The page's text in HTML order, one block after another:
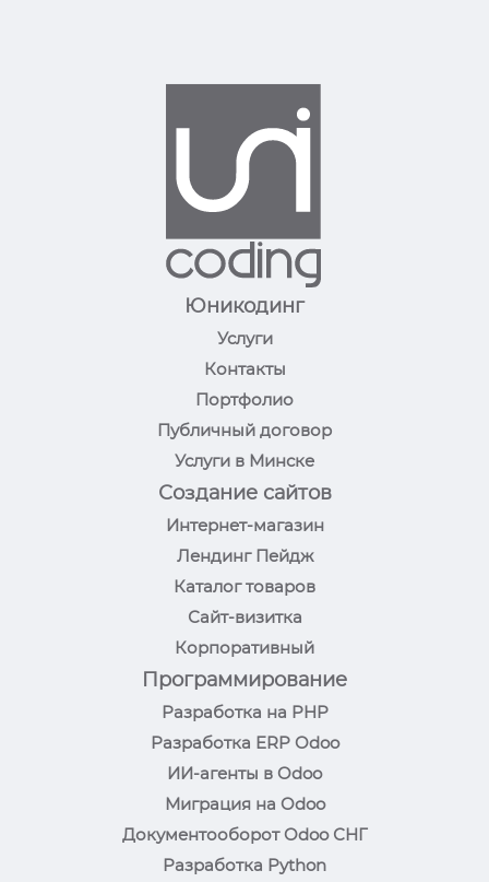
Юникодинг
Услуги
Контакты
Портфолио
Публичный договор
Услуги в Минске
Создание сайтов
Интернет-магазин
Лендинг Пейдж
Каталог товаров
Сайт-визитка
Корпоративный
Программирование
Разработка на PHP
Разработка ERP Odoo
ИИ-агенты в Odoo
Миграция на Odoo
Документооборот Odoo СНГ
Разработка Python